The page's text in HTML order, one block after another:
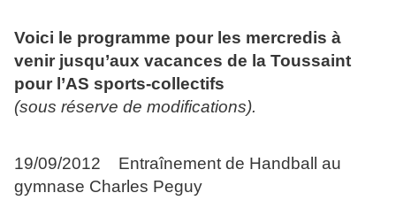
Voici le programme pour les mercredis à
venir jusqu’aux vacances de la Toussaint
pour l’AS sports-collectifs
(sous réserve de modifications).
19/09/2012 Entraînement de Handball au
gymnase Charles Peguy